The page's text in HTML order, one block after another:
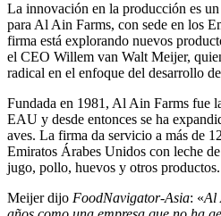
La innovación en la producción es
para Al Ain Farms, con sede en los
firma está explorando nuevos
el CEO Willem van Walt Meijer,
radical en el enfoque del desarrollo
Fundada en 1981, Al Ain Farms fue
EAU y desde entonces se ha
aves. La firma da servicio a más de
Emiratos Árabes Unidos con leche
jugo, pollo, huevos y otros productos.
Meijer dijo FoodNavigator-Asia: «Al